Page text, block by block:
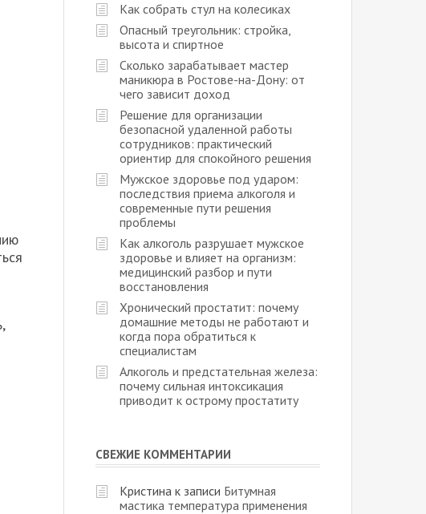
Как собрать стул на колесиках
Опасный треугольник: стройка,
высота и спиртное
Сколько зарабатывает мастер
маникюра в Ростове-на-Дону: от
чего зависит доход
Решение для организации
безопасной удаленной работы
сотрудников: практический
ориентир для спокойного решения
Мужское здоровье под ударом:
последствия приема алкоголя и
современные пути решения
проблемы
Как алкоголь разрушает мужское
здоровье и влияет на организм:
медицинский разбор и пути
восстановления
Хронический простатит: почему
домашние методы не работают и
когда пора обратиться к
специалистам
Алкоголь и предстательная железа:
почему сильная интоксикация
приводит к острому простатиту
СВЕЖИЕ КОММЕНТАРИИ
Кристина к записи Битумная
мастика температура применения